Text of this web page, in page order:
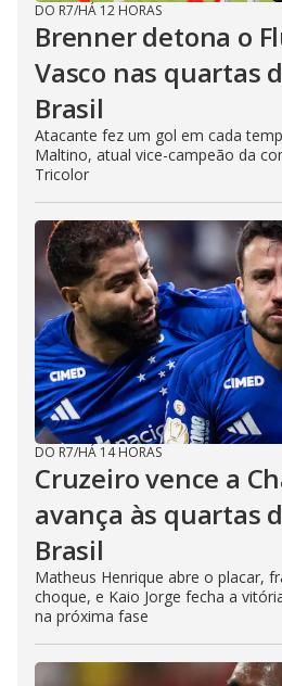
DO R7/HÁ 12 HORAS
Brenner detona o
Vasco nas quartas
Brasil
Atacante fez um gol em cada
Maltino, atual vice-campeão da
Tricolor
DO R7/HÁ 14 HORAS
Cruzeiro vence a
avança às quartas
Brasil
Matheus Henrique abre o placar,
choque, e Kaio Jorge fecha a
na próxima fase